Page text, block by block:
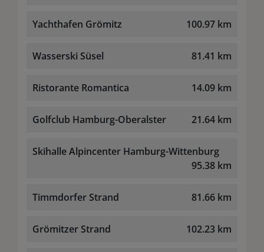
Yachthafen Grömitz 100.97 km
Wasserski Süsel 81.41 km
Ristorante Romantica 14.09 km
Golfclub Hamburg-Oberalster 21.64 km
Skihalle Alpincenter Hamburg-Wittenburg
95.38 km
Timmdorfer Strand 81.66 km
Grömitzer Strand 102.23 km